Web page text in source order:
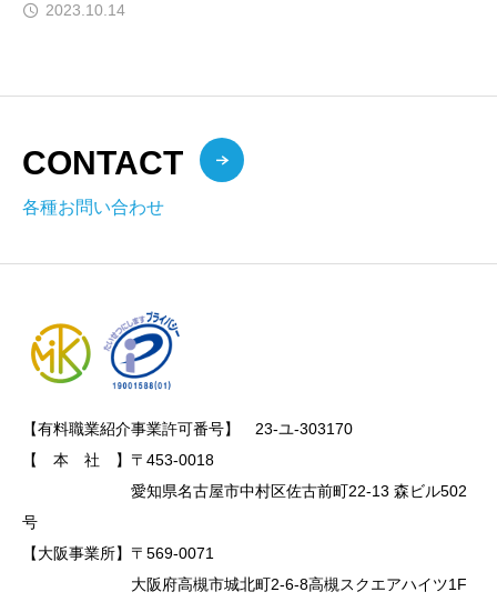
2023.10.14
CONTACT
各種お問い合わせ
【有料職業紹介事業許可番号】　23-ユ-303170
【　本　社　】〒453-0018
愛知県名古屋市中村区佐古前町22-13 森ビル502
号
【大阪事業所】〒569-0071
大阪府高槻市城北町2-6-8高槻スクエアハイツ1F